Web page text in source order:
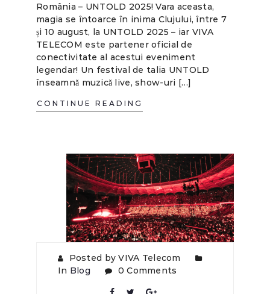
România – UNTOLD 2025! Vara aceasta,
magia se întoarce în inima Clujului, între 7
și 10 august, la UNTOLD 2025 – iar VIVA
TELECOM este partener oficial de
conectivitate al acestui eveniment
legendar! Un festival de talia UNTOLD
înseamnă muzică live, show-uri […]
CONTINUE READING
Posted by VIVA Telecom
In Blog 0 Comments